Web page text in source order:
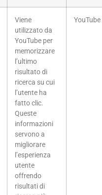
Viene
utilizzato da
YouTube per
memorizzare
l’ultimo
risultato di
ricerca su cui
l’utente ha
fatto clic.
Queste
informazioni
servono a
migliorare
l’esperienza
utente
offrendo
risultati di
YouTube